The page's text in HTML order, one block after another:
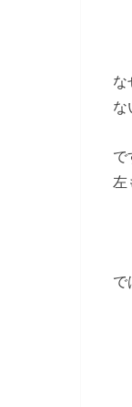
な
な
で
左
で